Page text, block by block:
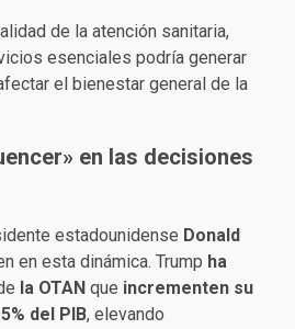
de la atención sanitaria,
esenciales podría generar
el bienestar general de la
en las decisiones
estadounidense Donald
en esta dinámica. Trump ha
la OTAN que incrementen su
del PIB, elevando